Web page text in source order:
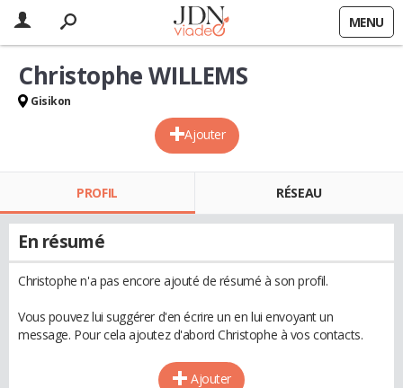
MENU
Ajouter
Christophe WILLEMS
Gisikon
PROFIL RÉSEAU
En résumé
Christophe n'a pas encore ajouté de résumé à son profil.
Vous pouvez lui suggérer d'en écrire un en lui envoyant un
message. Pour cela ajoutez d'abord Christophe à vos contacts.
Ajouter